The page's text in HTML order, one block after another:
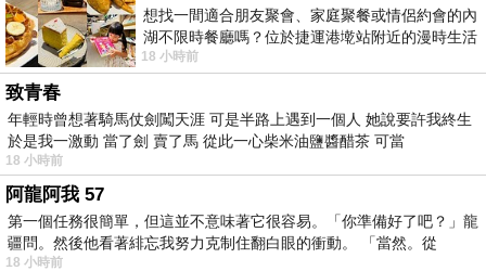
想找一間適合朋友聚會、家庭聚餐或情侶約會的內
湖不限時餐廳嗎？位於捷運港墘站附近的漫時生活
內湖店，從捷運站步行約4分鐘即可抵
18 小時前
致青春
年輕時曾想著騎馬仗劍闖天涯 可是半路上遇到一個人 她說要許我終生
於是我一激動 當了劍 賣了馬 從此一心柴米油鹽醬醋茶 可當
18 小時前
阿龍阿我 57
第一個任務很簡單，但這並不意味著它很容易。「你準備好了吧？」龍
疆問。然後他看著緋忘我努力克制住翻白眼的衝動。 「當然。從
18 小時前